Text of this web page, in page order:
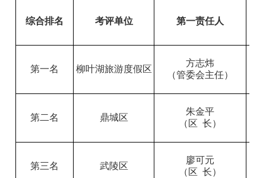
综合排名 考评单位 第一责任人
第一名 柳叶湖旅游度假区
方志炜
（管委会主任）
第二名 鼎城区
朱金平
（区 长）
第三名 武陵区
廖可元
（区 长）